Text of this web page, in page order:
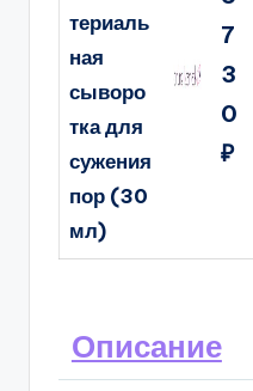
териаль
ная
сыворо
тка для
сужения
пор (30
мл)
7
3
0
₽
Описание